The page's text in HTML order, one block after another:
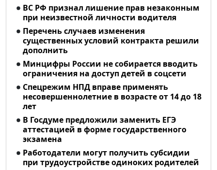
ВС РФ признал лишение прав незаконным
при неизвестной личности водителя
Перечень случаев изменения
существенных условий контракта решили
дополнить
Минцифры России не собирается вводить
ограничения на доступ детей в соцсети
Спецрежим НПД вправе применять
несовершеннолетние в возрасте от 14 до 18
лет
В Госдуме предложили заменить ЕГЭ
аттестацией в форме государственного
экзамена
Работодатели могут получить субсидии
при трудоустройстве одиноких родителей